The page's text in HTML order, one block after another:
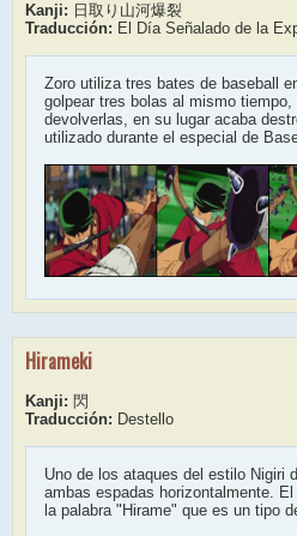
Kanji: 日取り山河爆裂
Traducción: El Día Señalado de la
Zoro utiliza tres bates de baseball
golpear tres bolas al mismo tiempo,
devolverlas, en su lugar acaba
utilizado durante el especial de
Hirameki
Kanji: 閃
Traducción: Destello
Uno de los ataques del estilo Nigiri
ambas espadas horizontalmente.
la palabra "Hirame" que es un tipo